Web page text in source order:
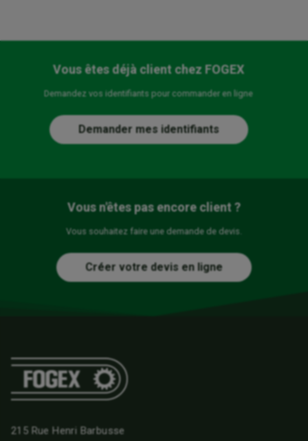
Vous êtes déjà client chez FOGEX
Demandez vos identifiants pour commander en ligne
Demander mes identifiants
Vous n'êtes pas encore client ?
Vous souhaitez faire une demande de devis.
Créer votre devis en ligne
215 Rue Henri Barbusse